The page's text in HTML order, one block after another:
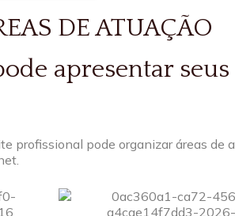
DE ATUAÇÃO
apresentar
profissional pode organizar áreas